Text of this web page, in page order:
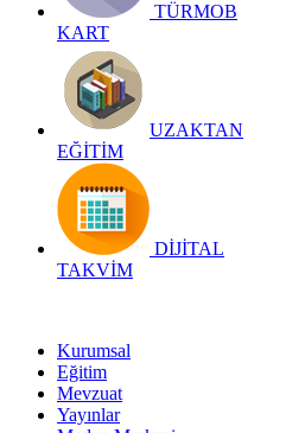
TÜRMOB
KART
UZAKTAN
EĞİTİM
DİJİTAL
TAKVİM
Kurumsal
Eğitim
Mevzuat
Yayınlar